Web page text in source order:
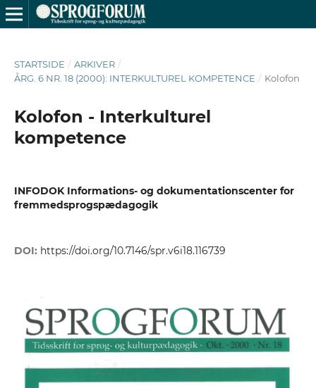
STARTSIDE / ARKIVER /
ÅRG. 6 NR. 18 (2000): INTERKULTUREL KOMPETENCE / Kolofon
Kolofon - Interkulturel
kompetence
INFODOK Informations- og dokumentationscenter for
fremmedsprogspædagogik
DOI: https://doi.org/10.7146/spr.v6i18.116739